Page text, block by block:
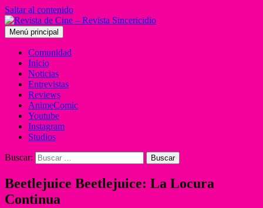
Saltar al contenido
Menú principal
Comunidad
Inicio
Noticias
Entrevistas
Reviews
AnimeComic
Youtube
Instagram
Studios
Buscar:
Beetlejuice Beetlejuice: La Locura
Continua